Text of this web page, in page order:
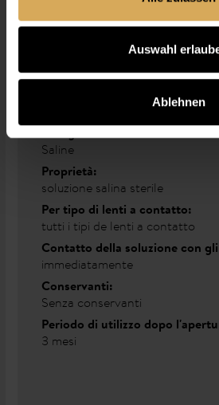
Auswahl
Ablehnen
Saline
Proprietà:
soluzione salina sterile
Per tipo di lenti a contatto:
tutti i tipi de lenti a contatto
Contatto della soluzione con
immediatamente
Conservanti:
Senza conservanti
Periodo di utilizzo dopo
3 mesi